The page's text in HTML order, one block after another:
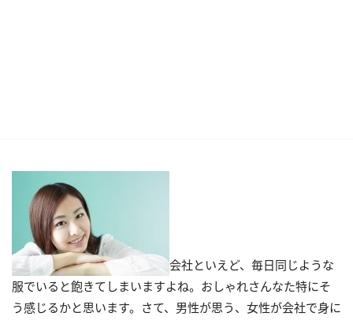
会社といえど、毎日同じような
服でいると飽きてしまいますよね。おしゃれさんなた特にそ
う感じるかと思います。さて、男性が思う、女性が会社で身に